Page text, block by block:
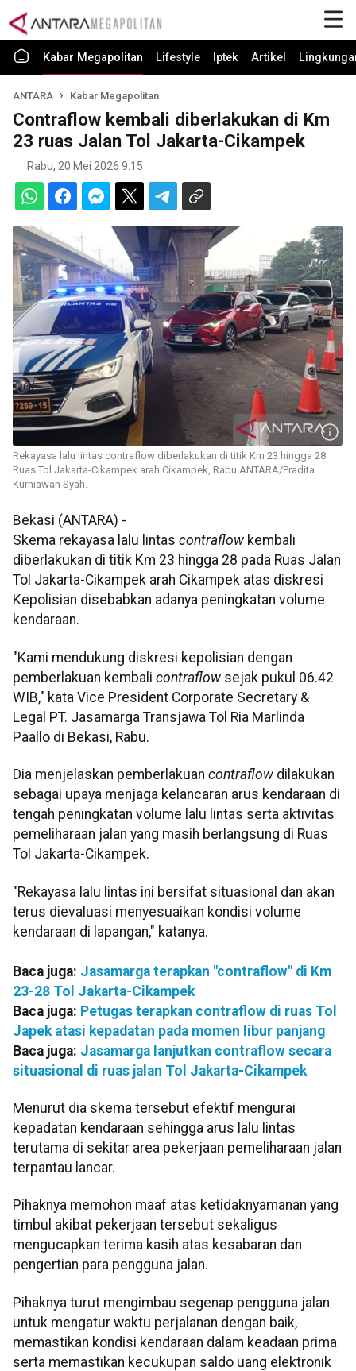
Kabar Megapolitan Lifestyle Iptek Artikel
ANTARA Kabar Megapolitan
Contraflow kembali diberlakukan di Km
23 ruas Jalan Tol Jakarta-Cikampek
Rabu, 20 Mei 2026 9:15
Rekayasa lalu lintas contraflow diberlakukan di titik Km 23 hingga 28
Ruas Tol Jakarta-Cikampek arah Cikampek, Rabu.ANTARA/Pradita
Kurniawan Syah.
Bekasi (ANTARA) -
Skema rekayasa lalu lintas contraflow kembali
diberlakukan di titik Km 23 hingga 28 pada Ruas Jalan
Tol Jakarta-Cikampek arah Cikampek atas diskresi
Kepolisian disebabkan adanya peningkatan volume
kendaraan.
"Kami mendukung diskresi kepolisian dengan
pemberlakuan kembali contraflow sejak pukul 06.42
WIB," kata Vice President Corporate Secretary &
Legal PT. Jasamarga Transjawa Tol Ria Marlinda
Paallo di Bekasi, Rabu.
Dia menjelaskan pemberlakuan contraflow dilakukan
sebagai upaya menjaga kelancaran arus kendaraan di
tengah peningkatan volume lalu lintas serta aktivitas
pemeliharaan jalan yang masih berlangsung di Ruas
Tol Jakarta-Cikampek.
"Rekayasa lalu lintas ini bersifat situasional dan akan
terus dievaluasi menyesuaikan kondisi volume
kendaraan di lapangan," katanya.
Baca juga: Jasamarga terapkan "contraflow" di Km
23-28 Tol Jakarta-Cikampek
Baca juga: Petugas terapkan contraflow di ruas Tol
Japek atasi kepadatan pada momen libur panjang
Baca juga: Jasamarga lanjutkan contraflow secara
situasional di ruas jalan Tol Jakarta-Cikampek
Menurut dia skema tersebut efektif mengurai
kepadatan kendaraan sehingga arus lalu lintas
terutama di sekitar area pekerjaan pemeliharaan jalan
terpantau lancar.
Pihaknya memohon maaf atas ketidaknyamanan yang
timbul akibat pekerjaan tersebut sekaligus
mengucapkan terima kasih atas kesabaran dan
pengertian para pengguna jalan.
Pihaknya turut mengimbau segenap pengguna jalan
untuk mengatur waktu perjalanan dengan baik,
memastikan kondisi kendaraan dalam keadaan prima
serta memastikan kecukupan saldo uang elektronik